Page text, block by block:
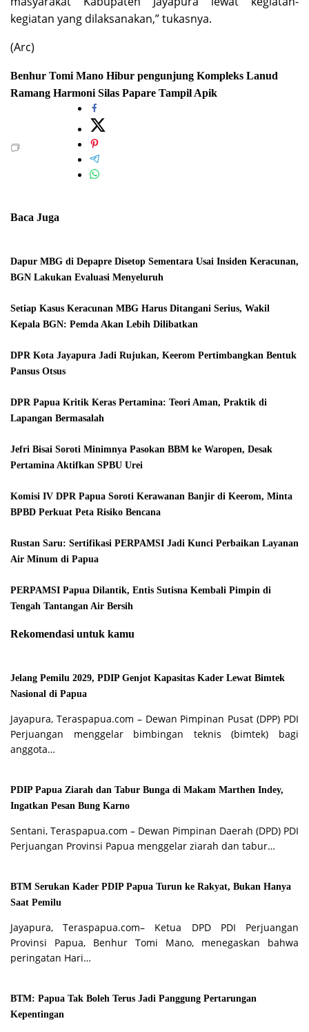
kegiatan yang dilaksanakan,” tukasnya.
(Arc)
Benhur Tomi Mano Hibur pengunjung Kompleks Lanud
Ramang Harmoni Silas Papare Tampil Apik
Baca Juga
Dapur MBG di Depapre Disetop Sementara Usai Insiden Keracunan,
BGN Lakukan Evaluasi Menyeluruh
Setiap Kasus Keracunan MBG Harus Ditangani Serius, Wakil
Kepala BGN: Pemda Akan Lebih Dilibatkan
DPR Kota Jayapura Jadi Rujukan, Keerom Pertimbangkan Bentuk
Pansus Otsus
DPR Papua Kritik Keras Pertamina: Teori Aman, Praktik di
Lapangan Bermasalah
Jefri Bisai Soroti Minimnya Pasokan BBM ke Waropen, Desak
Pertamina Aktifkan SPBU Urei
Komisi IV DPR Papua Soroti Kerawanan Banjir di Keerom, Minta
BPBD Perkuat Peta Risiko Bencana
Rustan Saru: Sertifikasi PERPAMSI Jadi Kunci Perbaikan Layanan
Air Minum di Papua
PERPAMSI Papua Dilantik, Entis Sutisna Kembali Pimpin di
Tengah Tantangan Air Bersih
Rekomendasi untuk kamu
Jelang Pemilu 2029, PDIP Genjot Kapasitas Kader Lewat Bimtek
Nasional di Papua
Jayapura, Teraspapua.com – Dewan Pimpinan Pusat (DPP) PDI
Perjuangan menggelar bimbingan teknis (bimtek) bagi
anggota…
PDIP Papua Ziarah dan Tabur Bunga di Makam Marthen Indey,
Ingatkan Pesan Bung Karno
Sentani, Teraspapua.com – Dewan Pimpinan Daerah (DPD) PDI
Perjuangan Provinsi Papua menggelar ziarah dan tabur…
BTM Serukan Kader PDIP Papua Turun ke Rakyat, Bukan Hanya
Saat Pemilu
Jayapura, Teraspapua.com– Ketua DPD PDI Perjuangan
Provinsi Papua, Benhur Tomi Mano, menegaskan bahwa
peringatan Hari…
BTM: Papua Tak Boleh Terus Jadi Panggung Pertarungan
Kepentingan